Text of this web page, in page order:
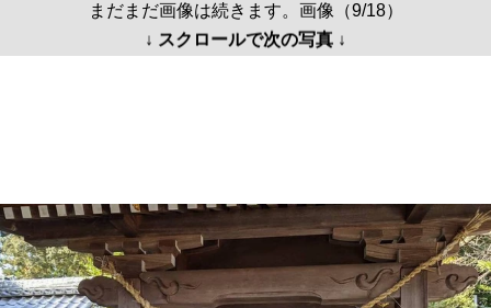
まだまだ画像は続きます。画像（9/18）
↓ スクロールで次の写真 ↓